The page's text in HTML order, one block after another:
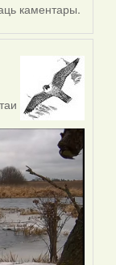
каментары.